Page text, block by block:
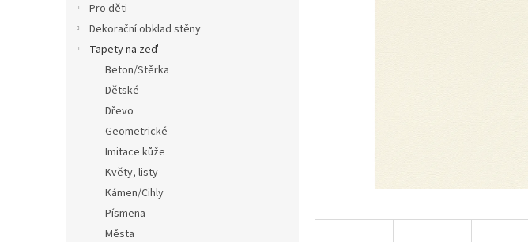
Pro děti
Dekorační obklad stěny
Tapety na zeď
Beton/Stěrka
Dětské
Dřevo
Geometrické
Imitace kůže
Květy, listy
Kámen/Cihly
Písmena
Města